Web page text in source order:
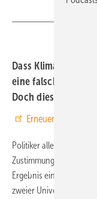
Dass
eine falsche
Doch diese
Erneuerbare
Politiker aller Parteien
Zustimmung der
Ergebnis einer
zweier Universitäten